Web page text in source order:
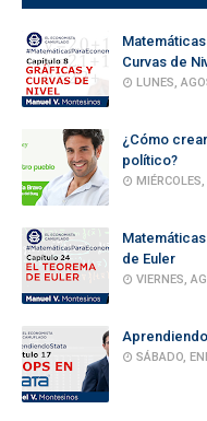
Curvas de
LUNES,
¿Cómo
político?
de Euler
VIERNES,
SÁBADO,